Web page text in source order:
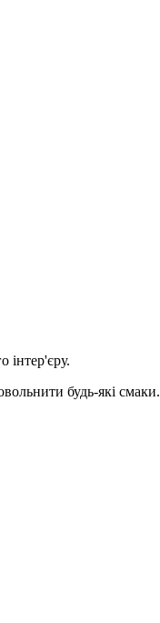
інтер'єру.
будь-які смаки.